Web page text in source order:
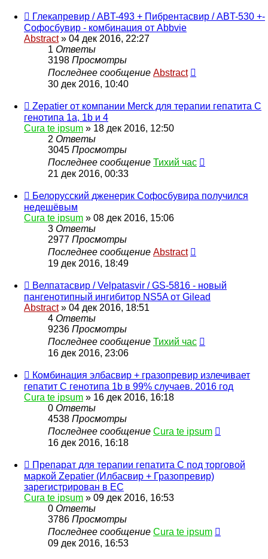
Глекапревир / ABT-493 + Пибрентасвир / ABT-530 +-
Софосбувир - комбинация от Abbvie
Abstract» 04 дек 2016, 22:27
1 Ответы
3198 Просмотры
Последнее сообщение Abstract
30 дек 2016, 10:40
Zepatier от компании Merck для терапии гепатита C
генотипа 1a, 1b и 4
Cura te ipsum » 18 дек 2016, 12:50
2 Ответы
3045 Просмотры
Последнее сообщение Тихий час
21 дек 2016, 00:33
Белорусский дженерик Софосбувира получился
недешёвым
Cura te ipsum » 08 дек 2016, 15:06
3 Ответы
2977 Просмотры
Последнее сообщение Abstract
19 дек 2016, 18:49
Велпатасвир / Velpatasvir / GS-5816 - новый
пангенотипный ингибитор NS5A от Gilead
Abstract» 04 дек 2016, 18:51
4 Ответы
9236 Просмотры
Последнее сообщение Тихий час
16 дек 2016, 23:06
Комбинация элбасвир + гразопревир излечивает
гепатит C генотипа 1b в 99% случаев. 2016 год
Cura te ipsum » 16 дек 2016, 16:18
0 Ответы
4538 Просмотры
Последнее сообщение Cura te ipsum
16 дек 2016, 16:18
Препарат для терапии гепатита C под торговой
маркой Zepatier (Илбасвир + Гразопревир)
зарегистрирован в ЕС
Cura te ipsum » 09 дек 2016, 16:53
0 Ответы
3786 Просмотры
Последнее сообщение Cura te ipsum
09 дек 2016, 16:53